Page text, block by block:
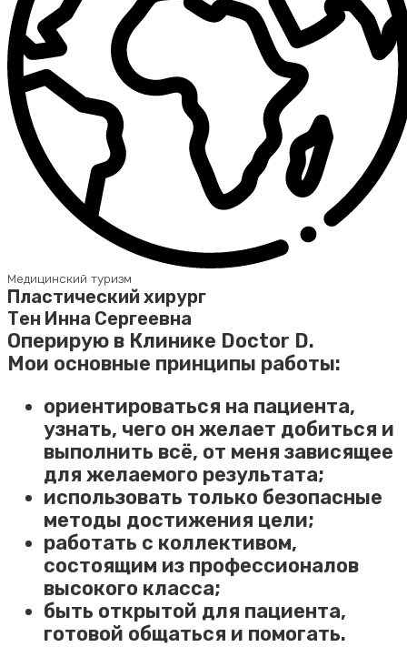
Медицинский туризм
Пластический хирург
Тен Инна Сергеевна
Оперирую в Клинике Doctor D.
Мои основные принципы работы:
ориентироваться на пациента,
узнать, чего он желает добиться и
выполнить всё, от меня зависящее
для желаемого результата;
использовать только безопасные
методы достижения цели;
работать с коллективом,
состоящим из профессионалов
высокого класса;
быть открытой для пациента,
готовой общаться и помогать.